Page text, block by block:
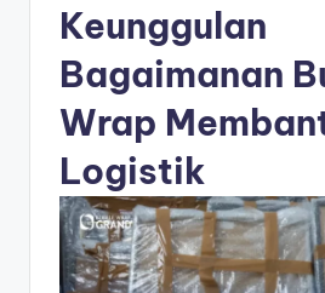
Keunggulan
Bagaimanan
Wrap
Logistik